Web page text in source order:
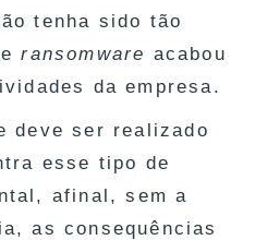
tenha sido tão
ransomware acabou
da empresa.
deve ser realizado
esse tipo de
afinal, sem a
as consequências